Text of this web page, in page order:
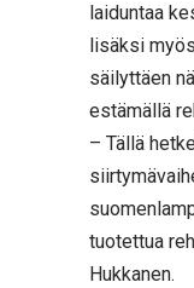
laiduntaa
lisäksi
säilyttäen
estämällä
– Tällä
tuotettua
Hukkanen.